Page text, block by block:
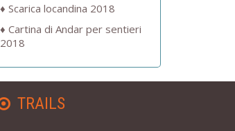
Scarica locandina 2018
Cartina di Andar per sentieri
2018
TRAILS